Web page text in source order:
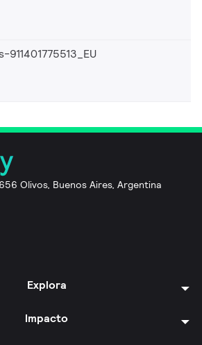
Olivos, Buenos Aires, Argentina
Explora
Impacto